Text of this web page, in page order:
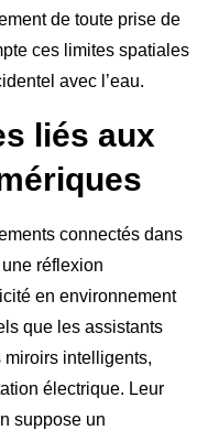
de toute prise de
ces limites spatiales
avec l’eau.
liés aux
connectés dans
réflexion
en environnement
que les assistants
intelligents,
électrique. Leur
suppose un